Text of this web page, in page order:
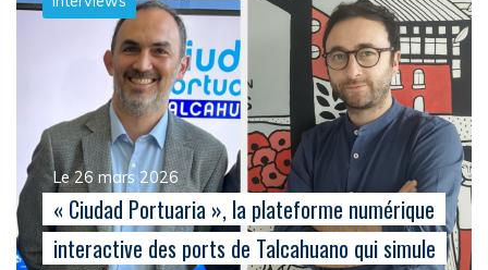
Le 26 mars 2026
« Ciudad Portuaria », la plateforme numérique
interactive des ports de Talcahuano qui simule